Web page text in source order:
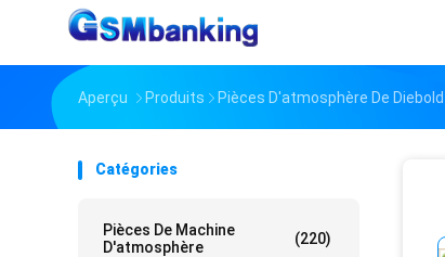
Aperçu Produits Pièces D'atmosphère De Diebold
Catégories
Pièces De Machine
D'atmosphère
(220)